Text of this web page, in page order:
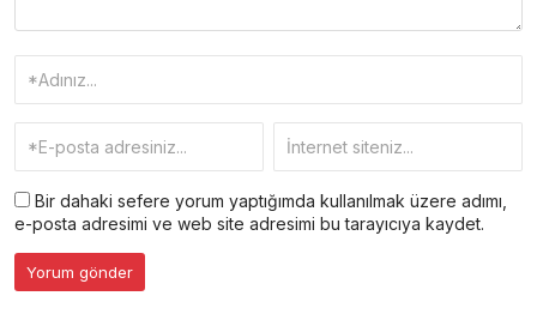
Bir dahaki sefere yorum yaptığımda kullanılmak üzere adımı,
e-posta adresimi ve web site adresimi bu tarayıcıya kaydet.